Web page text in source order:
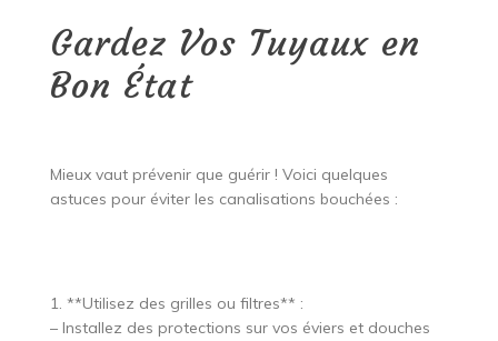
Gardez Vos Tuyaux en
Bon État
Mieux vaut prévenir que guérir ! Voici quelques
astuces pour éviter les canalisations bouchées :
1. **Utilisez des grilles ou filtres** :
– Installez des protections sur vos éviers et douches